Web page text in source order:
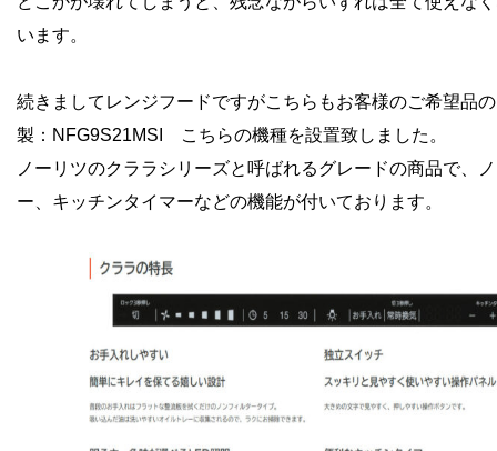
います。
続きましてレンジフードですがこちらもお客様のご希望品
製：NFG9S21MSI こちらの機種を設置致しました。
ノーリツのクララシリーズと呼ばれるグレードの商品で、
ー、キッチンタイマーなどの機能が付いております。